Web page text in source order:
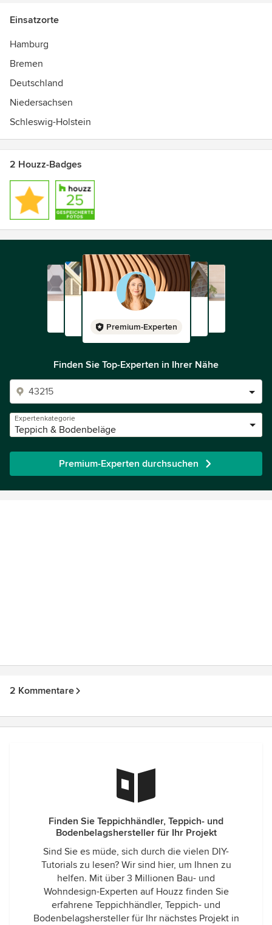
Einsatzorte
Hamburg
Bremen
Deutschland
Niedersachsen
Schleswig-Holstein
2 Houzz-Badges
Premium-Experten
Finden Sie Top-Experten in Ihrer Nähe
Expertenkategorie
Teppich & Bodenbeläge
Premium-Experten durchsuchen
2 Kommentare
Finden Sie Teppichhändler, Teppich- und
Bodenbelagshersteller für Ihr Projekt
Sind Sie es müde, sich durch die vielen DIY-
Tutorials zu lesen? Wir sind hier, um Ihnen zu
helfen. Mit über 3 Millionen Bau- und
Wohndesign-Experten auf Houzz finden Sie
erfahrene Teppichhändler, Teppich- und
Bodenbelagshersteller für Ihr nächstes Projekt in